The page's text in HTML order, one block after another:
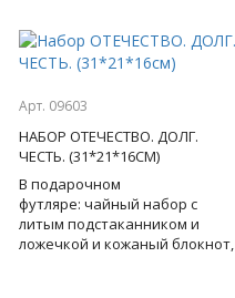
Арт. 09603
НАБОР ОТЕЧЕСТВО. ДОЛГ.
ЧЕСТЬ. (31*21*16СМ)
В подарочном
футляре: чайный набор с
литым подстаканником и
ложечкой и кожаный блокнот,